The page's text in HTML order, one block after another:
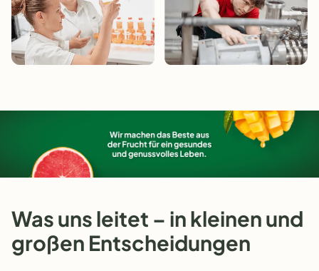
Was uns leitet – in kleinen und
großen Entscheidungen